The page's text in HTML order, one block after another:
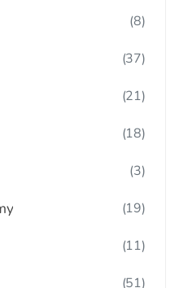
(8)
(37)
(21)
(18)
(3)
(19)
(11)
(51)